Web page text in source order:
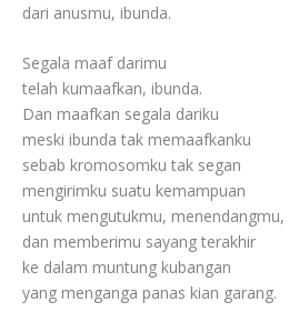
dari anusmu, ibunda.
Segala maaf darimu
telah kumaafkan, ibunda.
Dan maafkan segala dariku
meski ibunda tak memaafkanku
sebab kromosomku tak segan
mengirimku suatu kemampuan
untuk mengutukmu, menendangmu,
dan memberimu sayang terakhir
ke dalam muntung kubangan
yang menganga panas kian garang.